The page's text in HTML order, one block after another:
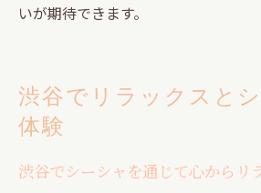
夜だからこそ楽しめるシ
いが期待できます。
渋谷でリラックスと
体験
渋谷でシーシャを通じて心からリ